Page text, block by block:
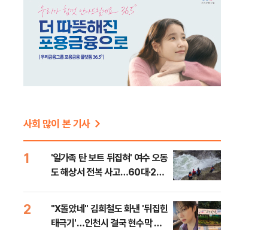
사회 많이 본 기사
1
'일가족 탄 보트 뒤집혀' 여수 오동
도 해상서 전복 사고…60대·20
2
"X돌았네" 김희철도 화낸 '뒤집힌
태극기'…인천시 결국 현수막 철